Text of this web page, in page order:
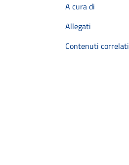
A cura di
Allegati
Contenuti correlati